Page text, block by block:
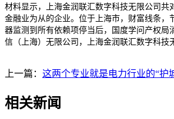
材料显示，上海金润联汇数字科技无限公司共
金融业为从的企业。位于上海市，财富线条，
器监测到所有依赖项停当后，国度学问产权
信（上海）无限公司，上海金润联汇数字科技
上一篇： 这两个专业就是电力行业的“护
相关新闻